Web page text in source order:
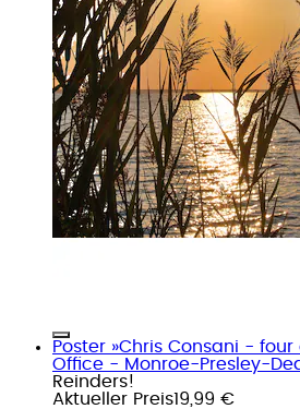
Poster »Chris Consani -
Office - Monroe-Presley-
Reinders!
Aktueller Preis19,99 €